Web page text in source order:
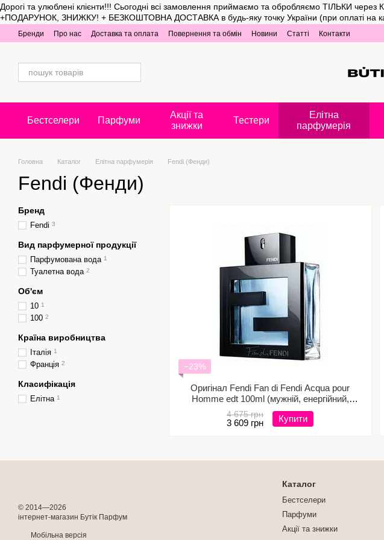
Перейти до основного контенту
Дорогі та улюблені клієнти!!! Сьогодні всі замовлення приймаємо та обробляємо ТІЛЬКИ
+ПОДАРУНОК, ЗНИЖКУ! + БЕЗКОШТОВНА ДОСТАВКА в будь-яку точку України (при оплаті на
Бренди Про нас Доставка та оплата Повернення та обмін Новини Статті Контакти
Бестселери Парфуми
Акції та
знижки
Тестери
Елітна
парфумерія
Головна Каталог Елітна парфумерія Fendi (Фенди)
Fendi (Фенди)
−23%
Оригінал Fendi Fan di Fendi Acqua pour
Homme edt 100ml (мужній, енергійний,
неповторний)
4 675 грн
3 609 грн Купити
Бренд
Fendi 3
Вид парфумерної продукції
Парфумована вода 1
Туалетна вода 2
Об'єм
10 1
100 2
Країна виробництва
Італія 1
Франція 2
Класифікація
Елітна 1
© 2014—2026
інтернет-магазин Бутік Парфум
Мобільна версія
Каталог
Бестселери
Парфуми
Акції та знижки